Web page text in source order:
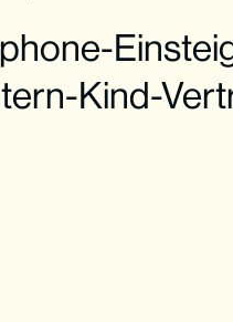
Kind-